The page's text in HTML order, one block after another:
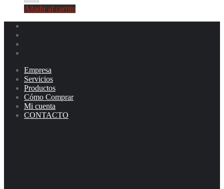
Añadir al carrito
Empresa
Servicios
Productos
Cómo Comprar
Mi cuenta
CONTACTO